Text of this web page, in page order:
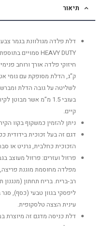
תיאור
דלת פלדה מגולוונת בגמר צבע
ק”ג, הדלת מסופקת עם גומי
לשליטה על גובה הדלת
בעובי 1.5 מ”מ אשר
קיים.
ניתן להזמין כמשקוף בקוו
דגם זה בעל זכוכית בידודית
הזכוכית כחלבית, גרניט או
פרזול ועזרים: פרזול מעוצב
מפלדה מחוסמת מוגנת פריצה,
רב-בריח. בריח תחתון
ליפסקי בגוון טבעי (כסף),
עינית הצצה טלסקופית.
דלת כניסה מדגם זה מיוצרת